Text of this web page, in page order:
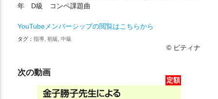
年 D級 コンペ課題曲
YouTubeメンバーシップの閲覧はこちらから
タグ： 指導, 初級, 中級
© ピティナ
次の動画
定額